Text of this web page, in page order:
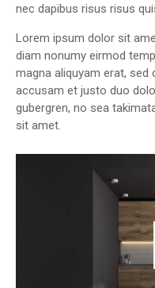
nec dapibus risus risus
Lorem ipsum dolor sit
diam nonumy eirmod
magna aliquyam erat,
accusam et justo duo
gubergren, no sea
sit amet.